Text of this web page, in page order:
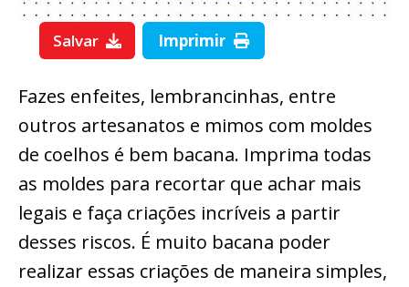
Salvar Imprimir
Fazes enfeites, lembrancinhas, entre
outros artesanatos e mimos com moldes
de coelhos é bem bacana. Imprima todas
as moldes para recortar que achar mais
legais e faça criações incríveis a partir
desses riscos. É muito bacana poder
realizar essas criações de maneira simples,